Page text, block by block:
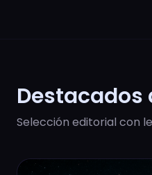
Destacados
Selección editorial con